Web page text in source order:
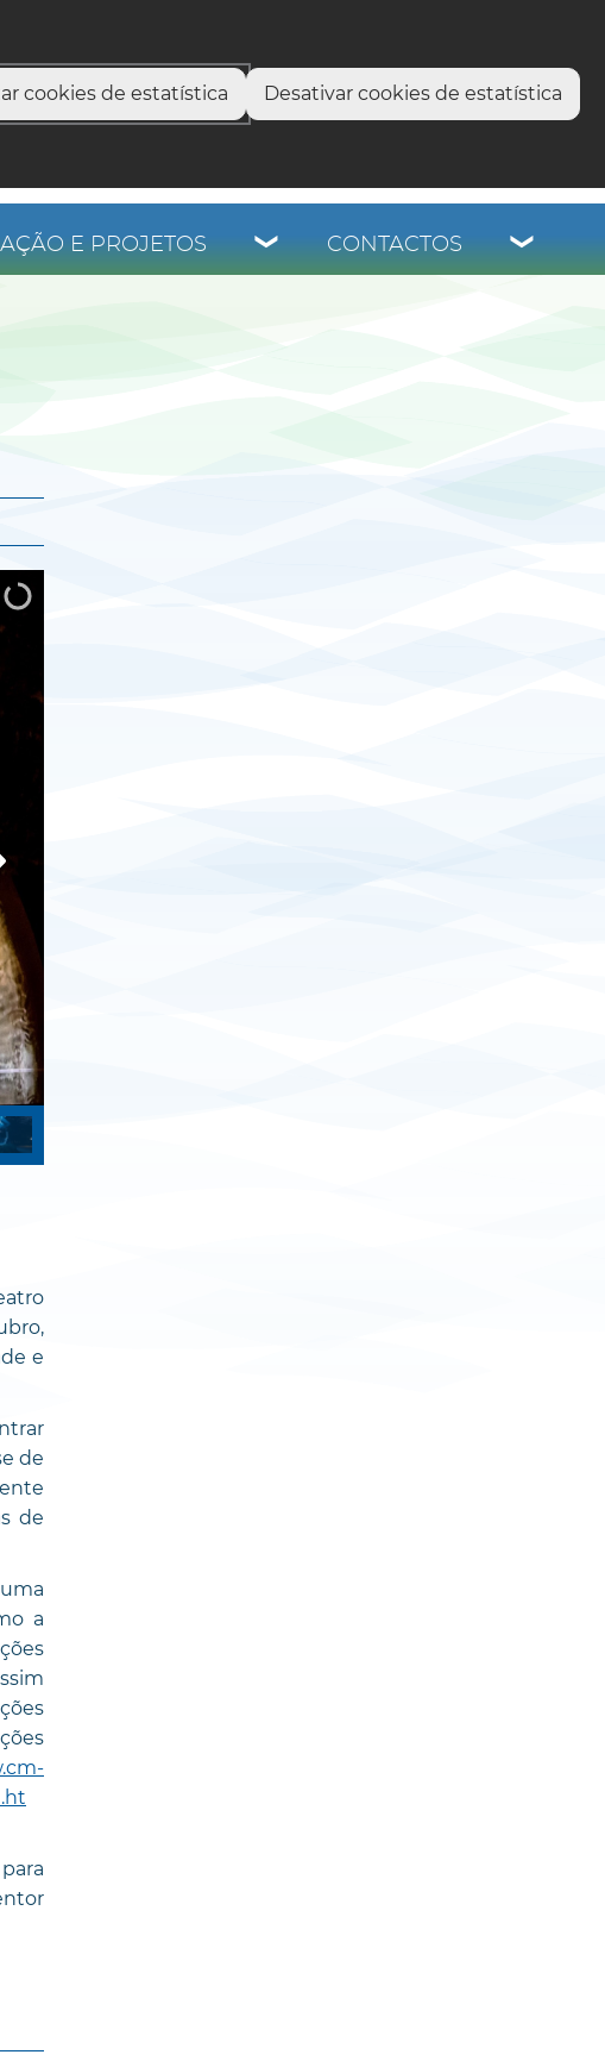
cookies de estatística Desativar cookies de estatística
E PROJETOS CONTACTOS
e
de
de
a